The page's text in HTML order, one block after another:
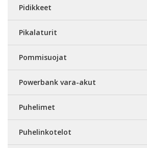
Pidikkeet
Pikalaturit
Pommisuojat
Powerbank vara-akut
Puhelimet
Puhelinkotelot